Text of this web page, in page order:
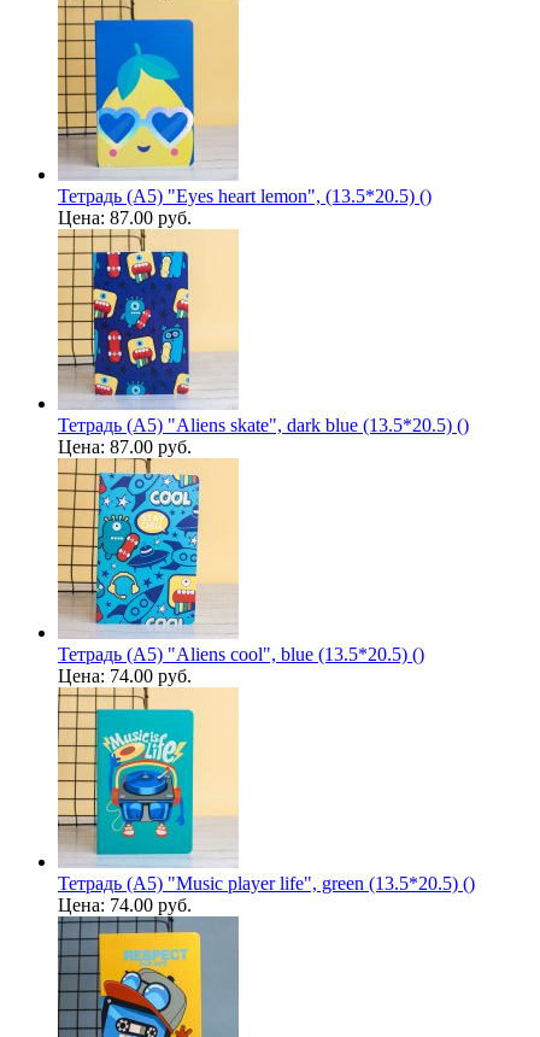
Тетрадь (A5) "Eyes heart lemon", (13.5*20.5) ()
Цена: 87.00 руб.
Тетрадь (A5) "Aliens skate", dark blue (13.5*20.5) ()
Цена: 87.00 руб.
Тетрадь (A5) "Aliens cool", blue (13.5*20.5) ()
Цена: 74.00 руб.
Тетрадь (A5) "Music player life", green (13.5*20.5) ()
Цена: 74.00 руб.